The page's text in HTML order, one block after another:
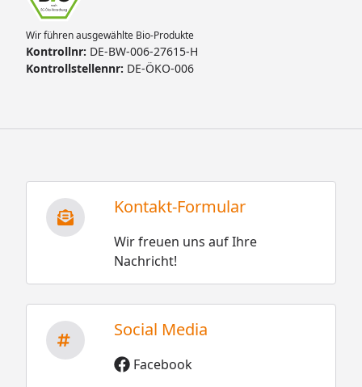
Wir führen ausgewählte Bio-Produkte
Kontrollnr: DE-BW-006-27615-H
Kontrollstellennr: DE-ÖKO-006
Kontakt-Formular
Wir freuen uns auf Ihre
Nachricht!
Social Media
Facebook